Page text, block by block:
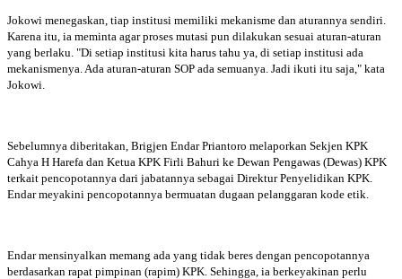
Jokowi menegaskan, tiap institusi memiliki mekanisme dan aturannya sendiri.
Karena itu, ia meminta agar proses mutasi pun dilakukan sesuai aturan-aturan
yang berlaku. "Di setiap institusi kita harus tahu ya, di setiap institusi ada
mekanismenya. Ada aturan-aturan SOP ada semuanya. Jadi ikuti itu saja," kata
Jokowi.
Sebelumnya diberitakan, Brigjen Endar Priantoro melaporkan Sekjen KPK
Cahya H Harefa dan Ketua KPK Firli Bahuri ke Dewan Pengawas (Dewas) KPK
terkait pencopotannya dari jabatannya sebagai Direktur Penyelidikan KPK.
Endar meyakini pencopotannya bermuatan dugaan pelanggaran kode etik.
Endar mensinyalkan memang ada yang tidak beres dengan pencopotannya
berdasarkan rapat pimpinan (rapim) KPK. Sehingga, ia berkeyakinan perlu